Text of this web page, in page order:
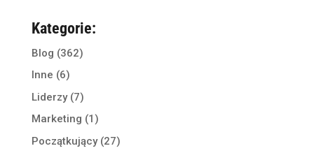
Kategorie:
Blog (362)
Inne (6)
Liderzy(7)
Marketing (1)
Początkujący(27)